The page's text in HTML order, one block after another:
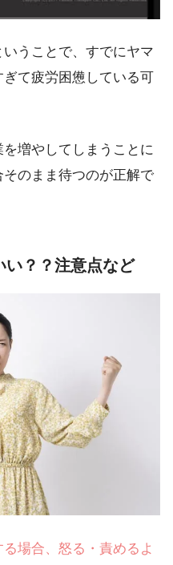
うことで、すでにヤマ
ぎて疲労困憊している可
増やしてしまうことに
のまま待つのが正解で
い？？注意点など
場合、怒る・責めるよ